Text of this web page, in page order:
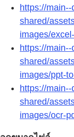
https://
shared/
images/
https://
shared/
images/ppt-
https://
shared/
images/ocr-